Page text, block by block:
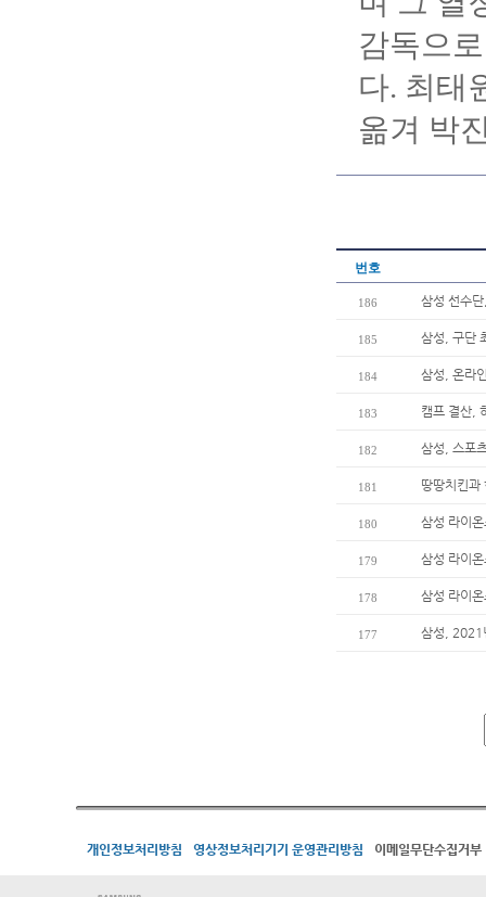
감독으
다. 최태
옮겨 박
번호
186 삼성 선수
185 삼성, 구단
184 삼성, 온라
183 캠프 결산,
182 삼성, 스포
181 땅땅치킨과
180 삼성 라이
179 삼성 라이
178 삼성 라이
177 삼성, 2021
개인정보처리방침 영상정보처리기기 운영관리방침 이메일무단수집거부